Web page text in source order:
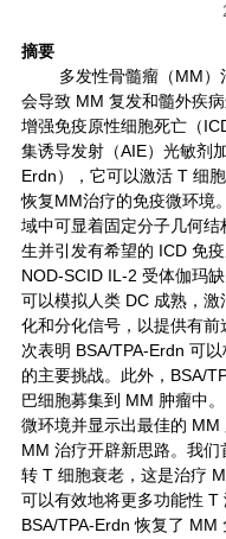
摘要
多发性骨髓瘤（MM
会导致 MM 复发和髓外疾
增强免疫原性细胞死亡（
集诱导发射（AIE）光敏剂
Erdn），它可以激活 T 细
恢复MM治疗的免疫微环境
域中可显着固定分子几何
生并引发有希望的 ICD 免
NOD-SCID IL-2 受体伽玛
可以模拟人类 DC 成熟，
化和分化信号，以提供有
次表明 BSA/TPA-Erdn 可
的主要挑战。此外，BSA/
巴细胞募集到 MM 肿瘤中
微环境并显示出最佳的
MM 治疗开辟新思路。我
转 T 细胞衰老，这是治疗
可以有效地将更多功能性 T
BSA/TPA-Erdn 恢复了